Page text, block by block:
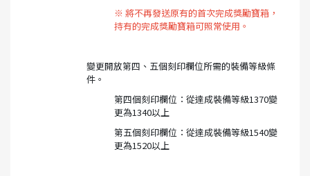
※ 將不再發送原有的首次完成獎勵寶箱，
持有的完成獎勵寶箱可照常使用。
變更開放第四、五個刻印欄位所需的裝備等級條
件。
第四個刻印欄位：從達成裝備等級1370變
更為1340以上
第五個刻印欄位：從達成裝備等級1540變
更為1520以上